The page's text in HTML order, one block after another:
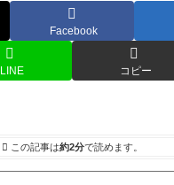
Facebook
LINE コピー
この記事は約2分で読めます。